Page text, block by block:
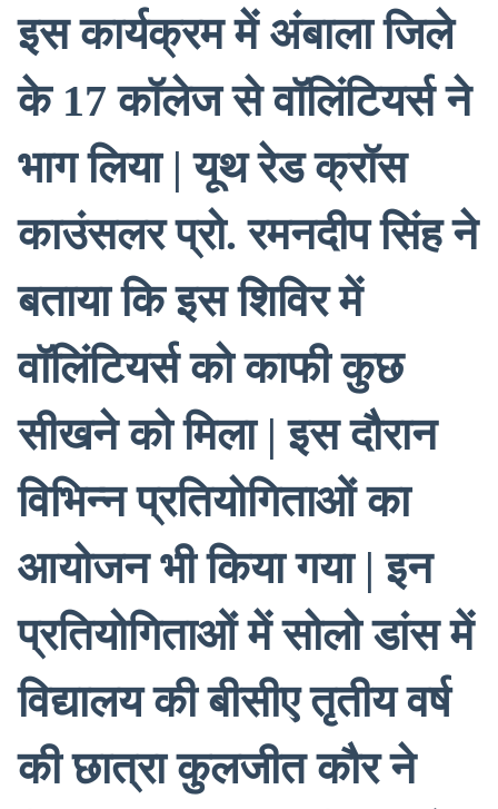
इस कार्यक्रम में अंबाला जिले
के 17 कॉलेज से वॉलिंटियर्स ने
भाग लिया | यूथ रेड क्रॉस
काउंसलर प्रो. रमनदीप सिंह ने
बताया कि इस शिविर में
वॉलिंटियर्स को काफी कुछ
सीखने को मिला | इस दौरान
विभिन्न प्रतियोगिताओं का
आयोजन भी किया गया | इन
प्रतियोगिताओं में सोलो डांस में
विद्यालय की बीसीए तृतीय वर्ष
की छात्रा कुलजीत कौर ने